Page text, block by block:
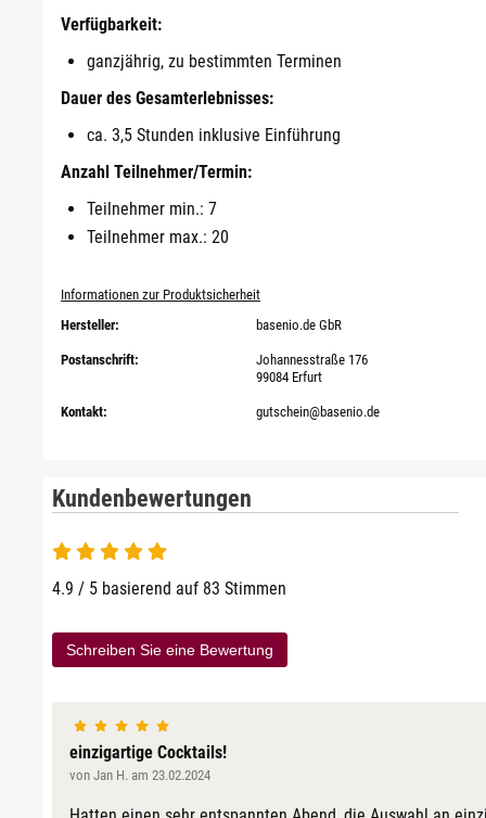
Verfügbarkeit:
ganzjährig, zu bestimmten Terminen
Dauer des Gesamterlebnisses:
ca. 3,5 Stunden inklusive Einführung
Anzahl Teilnehmer/Termin:
Teilnehmer min.: 7
Teilnehmer max.: 20
Informationen zur Produktsicherheit
Hersteller:
basenio.de GbR
Postanschrift:
Johannesstraße 176
99084 Erfurt
Kontakt: gutschein@basenio.de
Kundenbewertungen
4.9 von 5
4.9 / 5 basierend auf 83 Stimmen
Schreiben Sie eine Bewertung
einzigartige Cocktails!
von Jan H. am 23.02.2024